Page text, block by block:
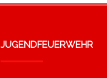
JUGENDFEUERWEHR